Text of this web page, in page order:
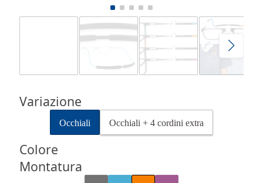
Variazione
Occhiali Occhiali + 4 cordini extra
Colore
Montatura